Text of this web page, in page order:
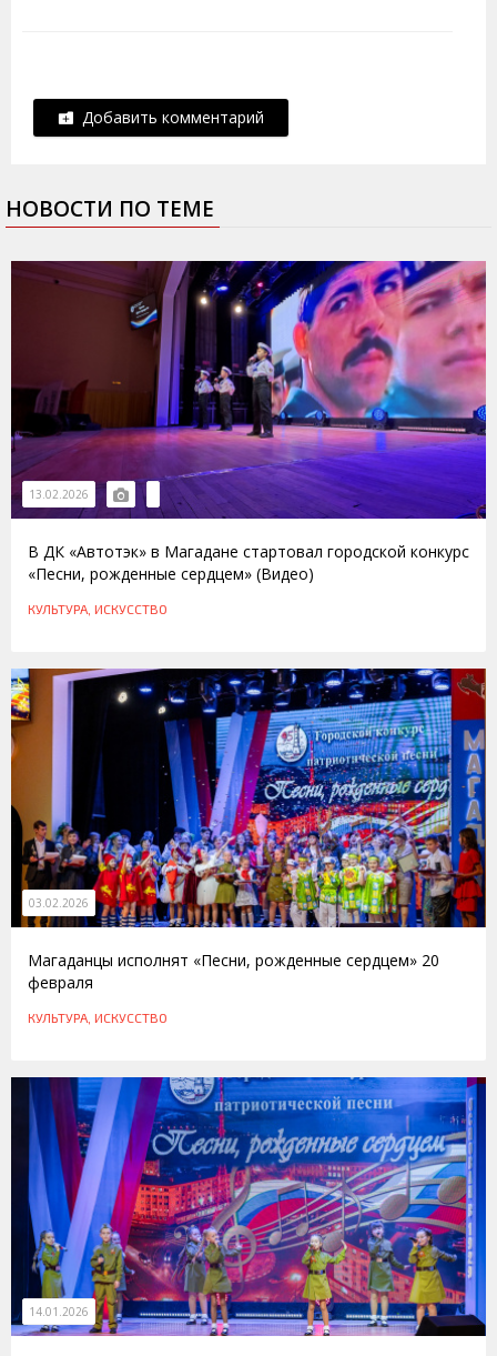
Добавить комментарий
НОВОСТИ ПО ТЕМЕ
13.02.2026
В ДК «Автотэк» в Магадане стартовал городской конкурс
«Песни, рожденные сердцем» (Видео)
КУЛЬТУРА, ИСКУССТВО
03.02.2026
Магаданцы исполнят «Песни, рожденные сердцем» 20
февраля
КУЛЬТУРА, ИСКУССТВО
14.01.2026